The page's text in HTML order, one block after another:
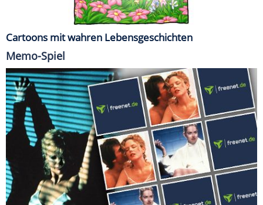
Cartoons mit wahren Lebensgeschichten
Memo-Spiel